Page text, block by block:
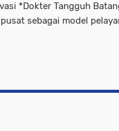
*Dokter Tangguh
sebagai model